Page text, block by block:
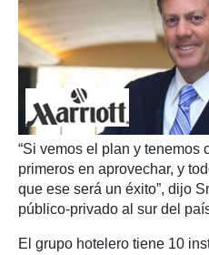
“Si vemos el plan y tenemos
primeros en aprovechar, y
que ese será un éxito”, dijo
público-privado al sur del
El grupo hotelero tiene 10